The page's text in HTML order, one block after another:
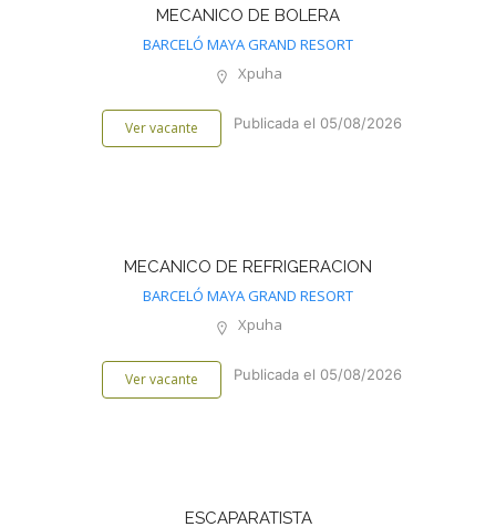
MECANICO DE BOLERA
BARCELÓ MAYA GRAND RESORT
Xpuha
Ver vacante Publicada el 05/08/2026
MECANICO DE REFRIGERACION
BARCELÓ MAYA GRAND RESORT
Xpuha
Ver vacante Publicada el 05/08/2026
ESCAPARATISTA